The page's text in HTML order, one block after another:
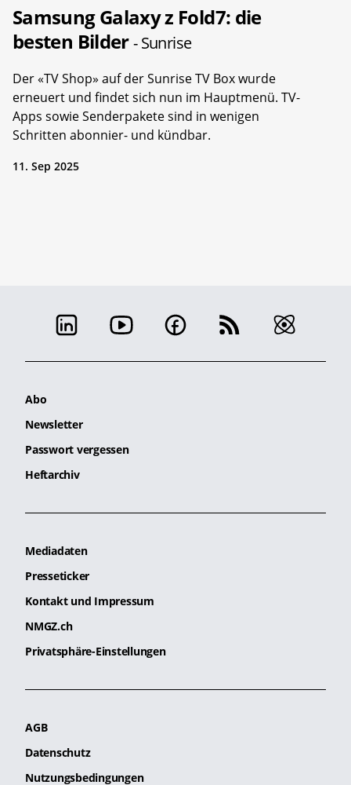
Samsung Galaxy z Fold7: die
besten Bilder- Sunrise
Der «TV Shop» auf der Sunrise TV Box wurde
erneuert und findet sich nun im Hauptmenü. TV-
Apps sowie Senderpakete sind in wenigen
Schritten abonnier- und kündbar.
11. Sep 2025
Abo
Newsletter
Passwort vergessen
Heftarchiv
Mediadaten
Presseticker
Kontakt und Impressum
NMGZ.ch
Privatsphäre-Einstellungen
AGB
Datenschutz
Nutzungsbedingungen